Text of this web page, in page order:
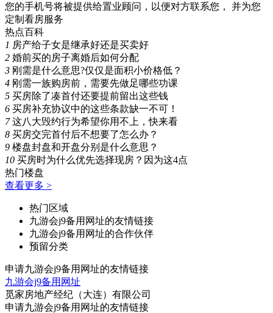
您的手机号将被提供给置业顾问，以便对方联系您， 并为您
定制看房服务
热点百科
1 房产给子女是继承好还是买卖好
2 婚前买的房子离婚后如何分配
3 刚需是什么意思?仅仅是面积小价格低？
4 刚需一族购房前，需要先做足哪些功课
5 买房除了凑首付还要提前留出这些钱
6 买房补充协议中的这些条款缺一不可！
7 这八大毁约行为希望你用不上，快来看
8 买房交完首付后不想要了怎么办？
9 楼盘封盘和开盘分别是什么意思？
10 买房时为什么优先选择现房？因为这4点
热门楼盘
查看更多 >
热门区域
九游会j9备用网址的友情链接
九游会j9备用网址的合作伙伴
预留分类
申请九游会j9备用网址的友情链接
九游会j9备用网址
觅家房地产经纪（大连）有限公司
申请九游会j9备用网址的友情链接